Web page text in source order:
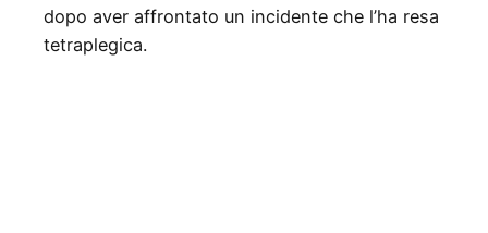
dopo aver affrontato un incidente che l’ha resa
tetraplegica.